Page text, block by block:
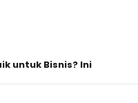
untuk Bisnis? Ini